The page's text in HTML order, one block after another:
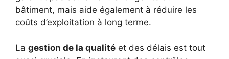
bâtiment, mais aide également à réduire les
coûts d’exploitation à long terme.
La gestion de la qualité et des délais est tout